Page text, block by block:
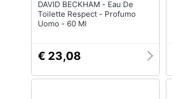
DAVID BECKHAM - Eau De
Toilette Respect - Profumo
Uomo - 60 Ml
€ 23,08